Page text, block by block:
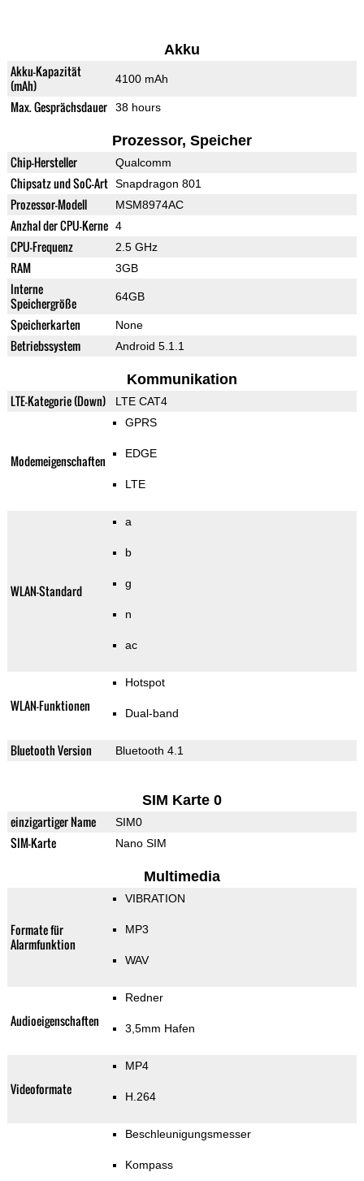
Akku
Akku-Kapazität
(mAh)
4100 mAh
Max. Gesprächsdauer 38 hours
Prozessor, Speicher
Chip-Hersteller Qualcomm
Chipsatz und SoC-Art Snapdragon 801
Prozessor-Modell MSM8974AC
Anzhal der CPU-Kerne 4
CPU-Frequenz 2.5 GHz
RAM 3GB
Interne
Speichergröße
64GB
Speicherkarten None
Betriebssystem Android 5.1.1
Kommunikation
LTE-Kategorie (Down) LTE CAT4
Modemeigenschaften
GPRS
EDGE
LTE
WLAN-Standard
a
b
g
n
ac
WLAN-Funktionen
Hotspot
Dual-band
Bluetooth Version Bluetooth 4.1
SIM Karte 0
einzigartiger Name SIM0
SIM-Karte Nano SIM
Multimedia
Formate für
Alarmfunktion
VIBRATION
MP3
WAV
Audioeigenschaften
Redner
3,5mm Hafen
Videoformate
MP4
H.264
Beschleunigungsmesser
Kompass